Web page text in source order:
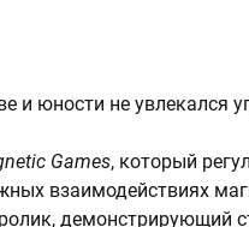
и юности не
Games, который
взаимодействиях
демонстрирующий